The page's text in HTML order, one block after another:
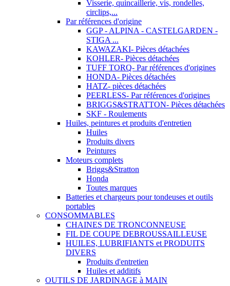
Visserie, quincaillerie, vis, rondelles,
circlips,...
Par références d'origine
GGP - ALPINA - CASTELGARDEN -
STIGA ...
KAWAZAKI- Pièces détachées
KOHLER- Pièces détachées
TUFF TORQ- Par références d'origines
HONDA- Pièces détachées
HATZ- pièces détachées
PEERLESS- Par références d'origines
BRIGGS&STRATTON- Pièces détachées
SKF - Roulements
Huiles, peintures et produits d'entretien
Huiles
Produits divers
Peintures
Moteurs complets
Briggs&Stratton
Honda
Toutes marques
Batteries et chargeurs pour tondeuses et outils
portables
CONSOMMABLES
CHAINES DE TRONCONNEUSE
FIL DE COUPE DEBROUSSAILLEUSE
HUILES, LUBRIFIANTS et PRODUITS
DIVERS
Produits d'entretien
Huiles et additifs
OUTILS DE JARDINAGE à MAIN